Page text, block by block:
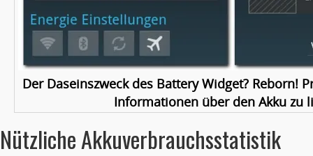
Der Daseinszweck des Battery Widget? Reborn!
Informationen über den Akku zu
Nützliche Akkuverbrauchsstatistik